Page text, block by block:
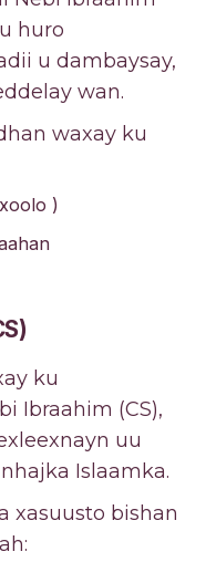
huro
u dambaysay,
wan.
waxay ku
)
ku
Ibraahim (CS),
uu
Islaamka.
xasuusto bishan